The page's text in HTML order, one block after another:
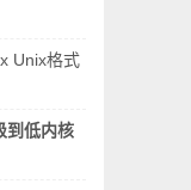
Unix格式
低内核